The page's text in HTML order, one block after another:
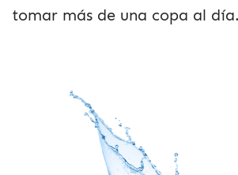
tomar más de una copa al día.